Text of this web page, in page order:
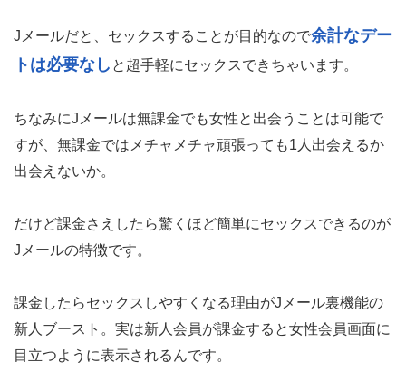
Jメールだと、セックスすることが目的なので余計なデー
トは必要なし と超手軽にセックスできちゃいます。
ちなみにJメールは無課金でも女性と出会うことは可能で
すが、無課金ではメチャメチャ頑張っても1人出会えるか
出会えないか。
だけど課金さえしたら驚くほど簡単にセックスできるのが
Jメールの特徴です。
課金したらセックスしやすくなる理由がJメール裏機能の
新人ブースト。実は新人会員が課金すると女性会員画面に
目立つように表示されるんです。